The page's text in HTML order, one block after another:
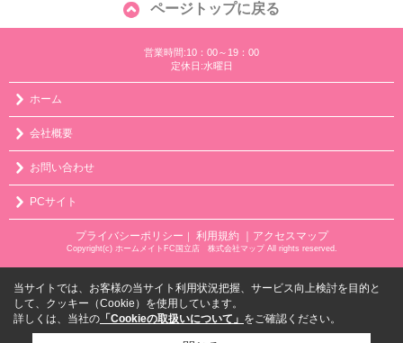
ページトップに戻る
営業時間:10：00～19：00
定休日:水曜日
ホーム
会社概要
お問い合わせ
PCサイト
プライバシーポリシー 利用規約 ｜アクセスマップ
Copyright(c) ホームメイトFC国立店 株式会社マップ All rights reserved.
当サイトでは、お客様の当サイト利用状況把握、サービス向上検討を目的と
して、クッキー（Cookie）を使用しています。
詳しくは、当社の 「Cookieの取扱いについて」 をご確認ください。